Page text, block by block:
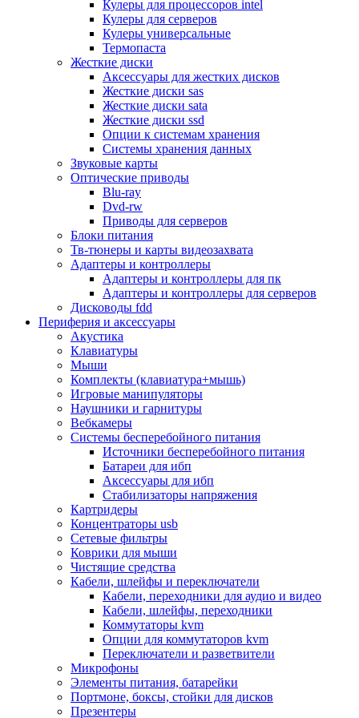
Микрофоны
Элементы питания, батарейки
Портмоне, боксы, стойки для дисков
Презентеры
Виртуальные очки
Аксессуары и опции для ноутбуков
Клавиатуры для ноутбуков
Сумки
Адаптеры и зарядные устройства
Подставки
Док станции, порт репликаторы
Батареи
Разное
Носители информации
Внешние жесткие диски
Карты памяти
Оптические носители
Blu-ray
Cd-r
Cd-rw
Dvd-r
Dvdrw
Серверы
Программное обеспечение
Операционные системы
Антивирусное по
Офисные приложения
Неттопы, тонкие клиенты, платформы nuc
Микрокомпьютеры
Опции для компьютеров
Бытовая техника
Кухонная техника
Блендеры, измельчители
Блинницы
Вакуумные упаковщики
Весы кухонные
Гриль
Дистилляторы
Йогуртницы
Кофеварки и кофемашины
Кофемолки
Кухонные комбайны
Ломтерезки
Микроволновые печи
Миксеры
Мини-печи
Мойки
Мультиварки
Кулеры для процессоров intel
Кулеры для серверов
Кулеры универсальные
Термопаста
Жесткие диски
Аксессуары для жестких дисков
Жесткие диски sas
Жесткие диски sata
Жесткие диски ssd
Опции к системам хранения
Системы хранения данных
Звуковые карты
Оптические приводы
Blu-ray
Dvd-rw
Приводы для серверов
Блоки питания
Тв-тюнеры и карты видеозахвата
Адаптеры и контроллеры
Адаптеры и контроллеры для пк
Адаптеры и контроллеры для серверов
Дисководы fdd
Периферия и аксессуары
Акустика
Клавиатуры
Мыши
Комплекты (клавиатура+мышь)
Игровые манипуляторы
Наушники и гарнитуры
Вебкамеры
Системы бесперебойного питания
Источники бесперебойного питания
Батареи для ибп
Аксессуары для ибп
Стабилизаторы напряжения
Картридеры
Концентраторы usb
Сетевые фильтры
Коврики для мыши
Чистящие средства
Кабели, шлейфы и переключатели
Кабели, переходники для аудио и видео
Кабели, шлейфы, переходники
Коммутаторы kvm
Опции для коммутаторов kvm
Переключатели и разветвители
Микрофоны
Элементы питания, батарейки
Портмоне, боксы, стойки для дисков
Презентеры